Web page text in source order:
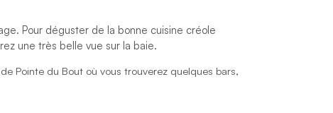
Pour déguster de la bonne cuisine créole
une très belle vue sur la baie.
Pointe du Bout où vous trouverez quelques bars,